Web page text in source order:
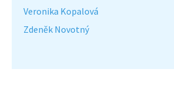
Veronika Kopalová
Zdeněk Novotný